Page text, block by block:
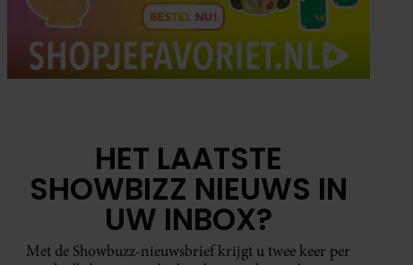
HET LAATSTE
SHOWBIZZ NIEUWS IN
UW INBOX?
Met de Showbuzz-nieuwsbrief krijgt u twee keer per